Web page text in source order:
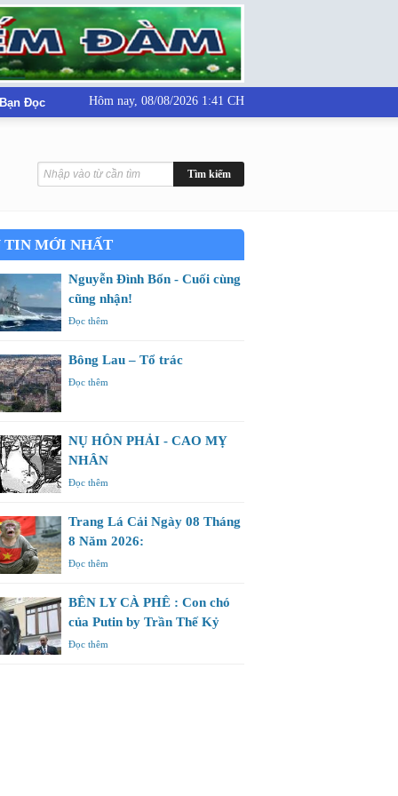
Đọc Hôm nay, 08/08/2026 1:41 CH
TIN MỚI NHẤT
Nguyễn Đình Bổn - Cuối cùng
cũng nhận!
Đọc thêm
Bông Lau – Tổ trác
Đọc thêm
NỤ HÔN PHẢI - CAO MỴ
NHÂN
Đọc thêm
Trang Lá Cải Ngày 08 Tháng
8 Năm 2026:
Đọc thêm
BÊN LY CÀ PHÊ : Con chó
của Putin by Trần Thế Kỷ
Đọc thêm